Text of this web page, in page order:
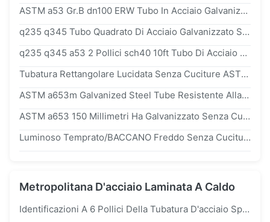
ASTM a53 Gr.B dn100 ERW Tubo In Acciaio Galvanizzato A Caldo Per Trasmissione Di Gas
q235 q345 Tubo Quadrato Di Acciaio Galvanizzato Saldo A Caldo Per Trasportare Fluidi
q235 q345 a53 2 Pollici sch40 10ft Tubo Di Acciaio Galvanizzato Rotondo Laminato A Caldo Per Tubi Di Riscaldamento In Serra
Tubatura Rettangolare Lucidata Senza Cuciture ASTM 8mm Di Acciaio Inossidabile 304 316 316l Per Ingegneria Dell'oceano
ASTM a653m Galvanized Steel Tube Resistente Alla Corrosione Per Industria Aerospaziale
ASTM a653 150 Millimetri Ha Galvanizzato Senza Cuciture Rettangolare Dell'industria Aerospaziale D'acciaio Della Metropolitana
Luminoso Temprato/BACCANO Freddo Senza Cuciture 2391/En 10305-1/en10305-4 st52 st52.4 Di Tiraggio Della Metropolitana D'acciaio Precisione Di NBK
Metropolitana D'acciaio Laminata A Caldo
Identificazioni A 6 Pollici Della Tubatura D'acciaio Spessa Laminata A Caldo Della Parete Metropolitana D'acciaio Senza Cuciture Di 500mm - Di 45mm